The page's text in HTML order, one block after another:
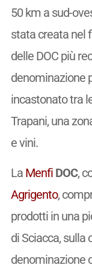
50 km a sud-
stata creata nel
delle DOC più
denominazione
incastonato tra
Trapani, una
e vini.
La MenfiDOC,
Agrigento,
prodotti in una
di Sciacca, sulla
denominazione